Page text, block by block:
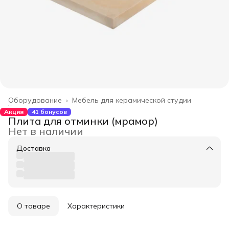
Мебель для керамической студии
Оборудование ›
Главная ›
Акция 41 бонусов
Плита для отминки (мрамор)
Нет в наличии
Доставка
О товаре Характеристики